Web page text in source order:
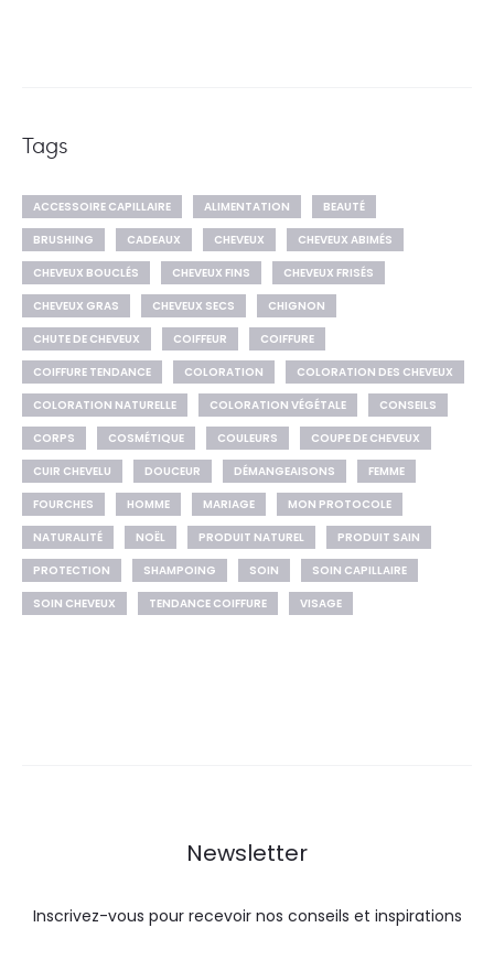
Tags
ACCESSOIRE CAPILLAIRE ALIMENTATION
BEAUTÉ
BRUSHING
CADEAUX CHEVEUX
CHEVEUX ABIMÉS
CHEVEUX BOUCLÉS
CHEVEUX FINS
CHEVEUX FRISÉS
CHEVEUX GRAS
CHEVEUX SECS
CHIGNON
CHUTE DE CHEVEUX
COIFFEUR
COIFFURE
COIFFURE TENDANCE
COLORATION
COLORATION DES CHEVEUX
COLORATION NATURELLE
COLORATION VÉGÉTALE
CONSEILS
CORPS
COSMÉTIQUE COULEURS
COUPE DE CHEVEUX
CUIR CHEVELU
DOUCEUR DÉMANGEAISONS
FEMME
FOURCHES
HOMME MARIAGE
MON PROTOCOLE
NATURALITÉ
NOËL PRODUIT NATUREL
PRODUIT SAIN
PROTECTION
SHAMPOING SOIN
SOIN CAPILLAIRE
SOIN CHEVEUX
TENDANCE COIFFURE VISAGE
Newsletter
Inscrivez-vous pour recevoir nos conseils et inspirations